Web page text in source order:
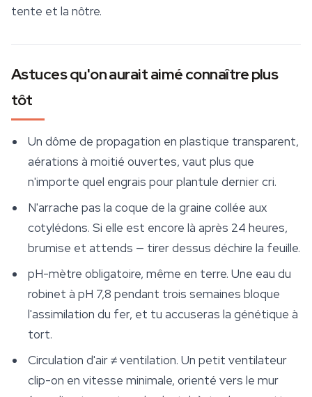
tente et la nôtre.
Astuces qu'on aurait aimé connaître plus
tôt
Un dôme de propagation en plastique transparent,
aérations à moitié ouvertes, vaut plus que
n'importe quel engrais pour plantule dernier cri.
N'arrache pas la coque de la graine collée aux
cotylédons. Si elle est encore là après 24 heures,
brumise et attends — tirer dessus déchire la feuille.
pH-mètre obligatoire, même en terre. Une eau du
robinet à pH 7,8 pendant trois semaines bloque
l'assimilation du fer, et tu accuseras la génétique à
tort.
Circulation d'air ≠ ventilation. Un petit ventilateur
clip-on en vitesse minimale, orienté vers le mur